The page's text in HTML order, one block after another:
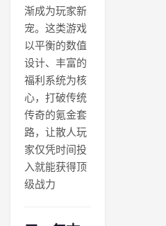
渐成为玩家新
宠。这类游戏
以平衡的数值
设计、丰富的
福利系统为核
心，打破传统
传奇的氪金套
路，让散人玩
家仅凭时间投
入就能获得顶
级战力